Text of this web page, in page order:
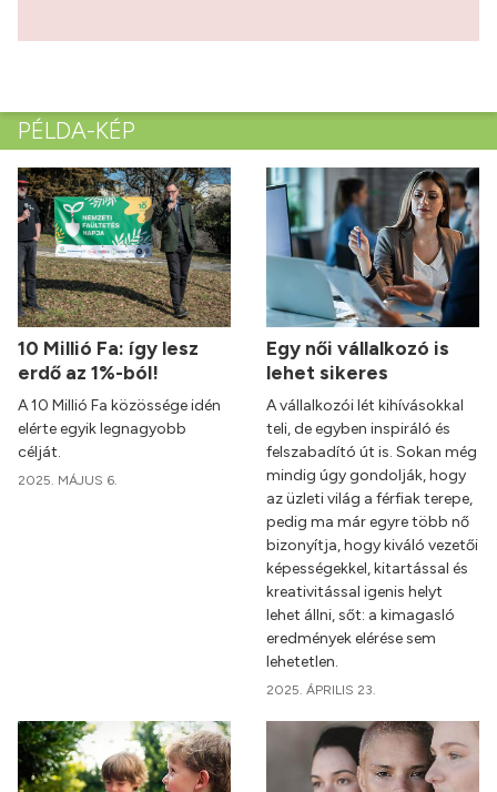
PÉLDA-KÉP
10 Millió Fa: így lesz
erdő az 1%-ból!
A 10 Millió Fa közössége idén
elérte egyik legnagyobb
célját.
2025. MÁJUS 6.
Egy női vállalkozó is
lehet sikeres
A vállalkozói lét kihívásokkal
teli, de egyben inspiráló és
felszabadító út is. Sokan még
mindig úgy gondolják, hogy
az üzleti világ a férfiak terepe,
pedig ma már egyre több nő
bizonyítja, hogy kiváló vezetői
képességekkel, kitartással és
kreativitással igenis helyt
lehet állni, sőt: a kimagasló
eredmények elérése sem
lehetetlen.
2025. ÁPRILIS 23.